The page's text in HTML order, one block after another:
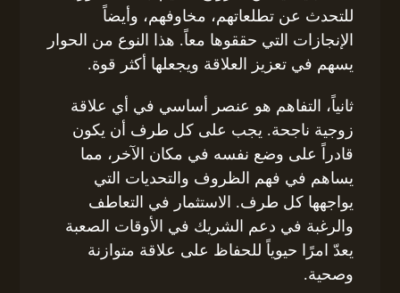
للتحدث عن تطلعاتهم، مخاوفهم، وأيضاً
الإنجازات التي حققوها معاً. هذا النوع من الحوار
يسهم في تعزيز العلاقة ويجعلها أكثر قوة.
ثانياً، التفاهم هو عنصر أساسي في أي علاقة
زوجية ناجحة. يجب على كل طرف أن يكون
قادراً على وضع نفسه في مكان الآخر، مما
يساهم في فهم الظروف والتحديات التي
يواجهها كل طرف. الاستثمار في التعاطف
والرغبة في دعم الشريك في الأوقات الصعبة
يعدّ امرًا حيوياً للحفاظ على علاقة متوازنة
وصحية.